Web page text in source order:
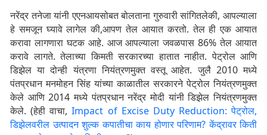
नरेंद्र तनेजा यांनी एएनआयसोबत बोलताना गुरुवारी सांगितलेकी, आपल्याला
हे समजून घ्यावे लागेल की,आपण तेल आयात करतो. तेल ही एक आयात
करावा लागणारा घटक आहे. आज आपल्याला जवळपास 86% तेल आयात
करावे लागते. तेलाच्या किमती सरकारच्या हातात नाहीत. पेट्रोल आणि
डिझेल या दोन्ही यंत्रणा नियंत्रणमुक्त वस्तू आहेत. जुलै 2010 मध्ये
पंतप्रधान मनमोहन सिंह यांच्या काळातील सरकारने पेट्रोल नियंत्रणमुक्त
केले आणि 2014 मध्ये पंतप्रधान नरेंद्र मोदी यांनी डिझेल नियंत्रणमुक्त
केले. (हेही वाचा,Impact of Excise Duty Reduction: पेट्रोल,
डिझेलवरील उत्पादन शुल्क कपातीचा काय होणार परिणाम? केंद्रावर किती